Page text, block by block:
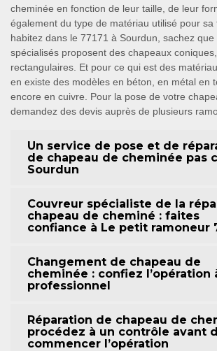
cheminée en fonction de leur taille, de leur
également du type de matériau utilisé pour sa
habitez dans le 77171 à Sourdun, sachez
spécialisés proposent des chapeaux
rectangulaires. Et pour ce qui est des
en existe des modèles en béton, en métal en
encore en cuivre. Pour la pose de votre
demandez des devis auprès de plusieurs
Un service de pose et de
de chapeau de cheminée pas
Sourdun
Couvreur spécialiste de la
chapeau de cheminé : faites
confiance à Le petit ramoneur
Changement de chapeau de
cheminée : confiez l’opération
professionnel
Réparation de chapeau de
procédez à un contrôle avant
commencer l’opération